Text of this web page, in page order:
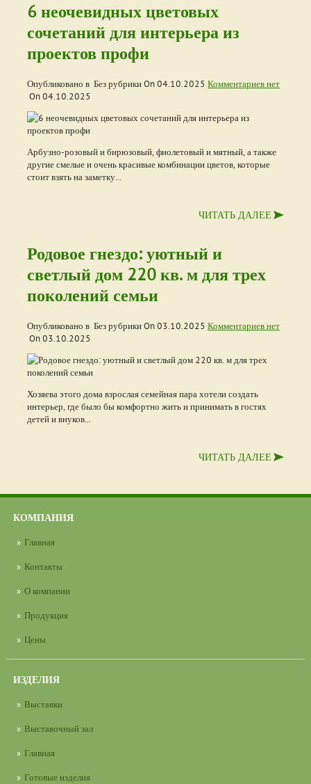
6 неочевидных цветовых
сочетаний для интерьера из
проектов профи
Опубликовано в Без рубрики On04.10.2025 Комментариев нет
On04.10.2025
Арбузно-розовый и бирюзовый, фиолетовый и мятный, а также
другие смелые и очень красивые комбинации цветов, которые
стоит взять на заметку...
ЧИТАТЬ ДАЛЕЕ
Родовое гнездо: уютный и
светлый дом 220 кв. м для трех
поколений семьи
Опубликовано в Без рубрики On03.10.2025 Комментариев нет
On03.10.2025
Хозяева этого дома взрослая семейная пара хотели создать
интерьер, где было бы комфортно жить и принимать в гостях
детей и внуков...
ЧИТАТЬ ДАЛЕЕ
КОМПАНИЯ
Главная
Контакты
О компании
Продукция
Цены
ИЗДЕЛИЯ
Выставки
Выставочный зал
Главная
Готовые изделия